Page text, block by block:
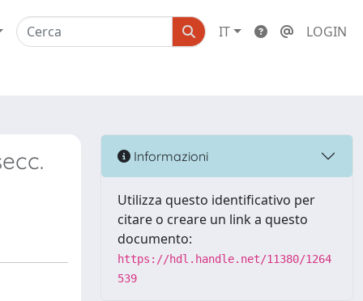
IT LOGIN
Informazioni
Utilizza questo identificativo per
citare o creare un link a questo
documento:
https://hdl.handle.net/11380/1264
539